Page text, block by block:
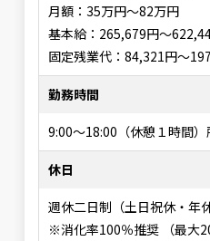
月額：35万円～82万円
基本給：265,679円～
固定残業代：84,321円～
勤務時間
9:00～18:00（休憩１時間
休日
週休二日制（土日祝休・年
※消化率100％推奨 （最大